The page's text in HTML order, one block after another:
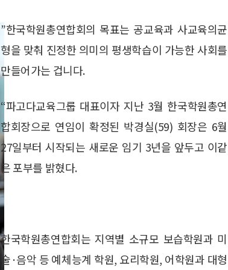
”한국학원총연합회의 목표는 공교육과 사교육의균
형을 맞춰 진정한 의미의 평생학습이 가능한 사회를
만들어가는 겁니다.
“파고다교육그룹 대표이자 지난 3월 한국학원총연
합회장으로 연임이 확정된 박경실(59) 회장은 6월
27일부터 시작되는 새로운 임기 3년을 앞두고 이같
은 포부를 밝혔다.
한국학원총연합회는 지역별 소규모 보습학원과 미
술·음악 등 예체능계 학원, 요리학원, 어학원과 대형